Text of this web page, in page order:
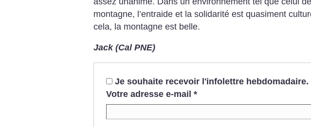
montagne, l’entraide et la solidarité est quasiment
cela, la montagne est belle.
Jack (Cal PNE)
Je souhaite recevoir l'infolettre hebdomadaire.
Votre adresse e-mail *